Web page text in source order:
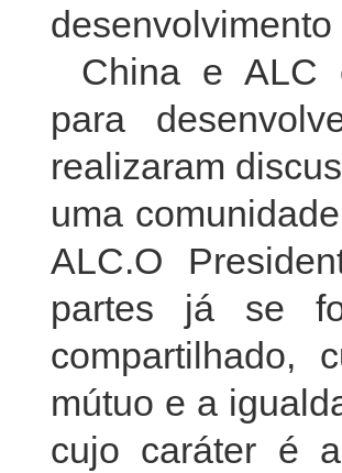
desenvolvimento
China e ALC
para
realizaram
uma
ALC.O
partes já se
compartilhado,
mútuo e a
cujo caráter é